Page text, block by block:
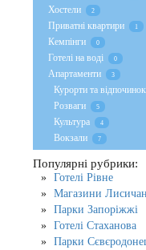
Хостели 2
Приватні квартири 1
Кемпінги 0
Готелі на воді 0
Апартаменти 3
Курорти та відпочинок
Розваги 5
Культура 4
Вокзали 7
Популярні рубрики:
Готелі Рівне
Магазини
Парки Запоріжжі
Готелі Стаханова
Парки